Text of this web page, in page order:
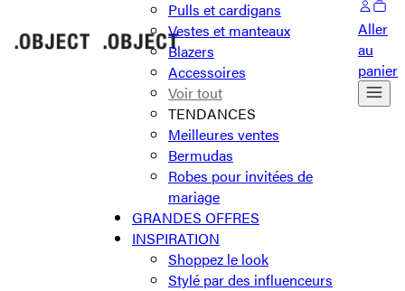
Pulls et cardigans
Vestes et manteaux
Blazers
Accessoires
Voir tout
TENDANCES
Meilleures ventes
Bermudas
Robes pour invitées de
mariage
GRANDES OFFRES
INSPIRATION
Shoppez le look
Stylé par des influenceurs
Aller
au
panier